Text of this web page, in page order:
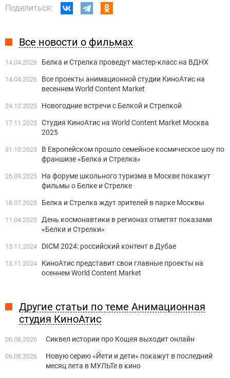
Поделиться:
Все новости о фильмах
14.04.2026 Белка и Стрелка проведут мастер-класс на ВДНХ
14.04.2026
Все проекты анимационной студии КиноАтис на
весеннем World Content Market
24.12.2025 Новогодние встречи с Белкой и Стрелкой
17.11.2025 Студия КиноАтис на World Content Market Москва
2025
31.10.2025
В Европейском прошло семейное космическое шоу по
франшизе «Белка и Стрелка»
26.09.2025
На форуме школьного туризма в Москве покажут
фильмы о Белке и Стрелке
18.07.2025 Белка и Стрелка ждут зрителей в парке Москвы
11.04.2025 День космонавтики в регионах отметят показами
«Белки и Стрелки»
15.11.2024 DICM 2024: российский контент в Дубае
13.11.2024
КиноАтис представит свои главные проекты на
осеннем World Content Market
Другие статьи по теме Анимационная
студия КиноАтис
06.08.2026 Сиквел истории про Кощея выходит онлайн
06.08.2026
Новую серию «Йети и дети» покажут в последний
месяц лета в МУЛЬТе в кино